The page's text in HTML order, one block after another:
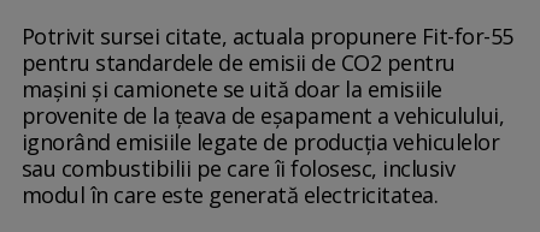
Potrivit sursei citate, actuala propunere Fit-for-55
pentru standardele de emisii de CO2 pentru
maşini şi camionete se uită doar la emisiile
provenite de la ţeava de eşapament a vehiculului,
ignorând emisiile legate de producţia vehiculelor
sau combustibilii pe care îi folosesc, inclusiv
modul în care este generată electricitatea.